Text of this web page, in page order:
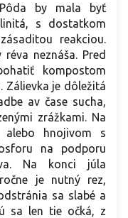
by mala byť
s dostatkom
reakciou.
neznáša. Pred
kompostom
Zálievka je dôležitá
av čase sucha,
zrážkami. Na
hnojivom s
na podporu
Na konci júla
je nutný rez,
sa slabé a
sa len tie očká, z